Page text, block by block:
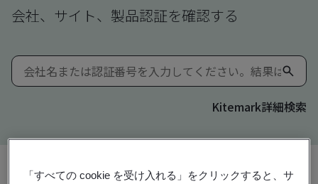
会社、サイト、製品認証を確認する
Kitemark詳細検索
「すべての cookie を受け入れる」をクリックすると、サ